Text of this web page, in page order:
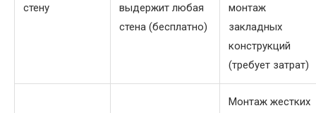
стену
выдержит любая
стена (бесплатно)
монтаж
закладных
конструкций
(требует затрат)
Монтаж жестких